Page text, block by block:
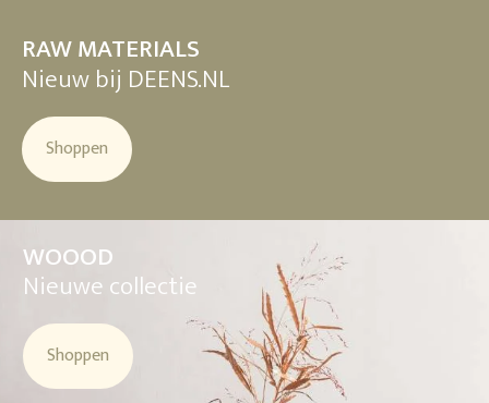
RAW MATERIALS
Nieuw bij DEENS.NL
Shoppen
WOOOD
Nieuwe collectie
Shoppen